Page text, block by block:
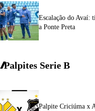
Escalação do Avaí:
a Ponte Preta
Palpites Serie B
Palpite Criciúma x